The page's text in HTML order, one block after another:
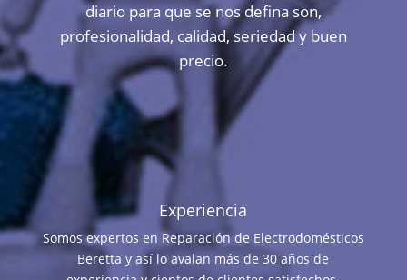
diario para que se nos defina son,
profesionalidad, calidad, seriedad y buen
precio.
Experiencia
Somos expertos en Reparación de Electrodomésticos
Beretta y así lo avalan más de 30 años de